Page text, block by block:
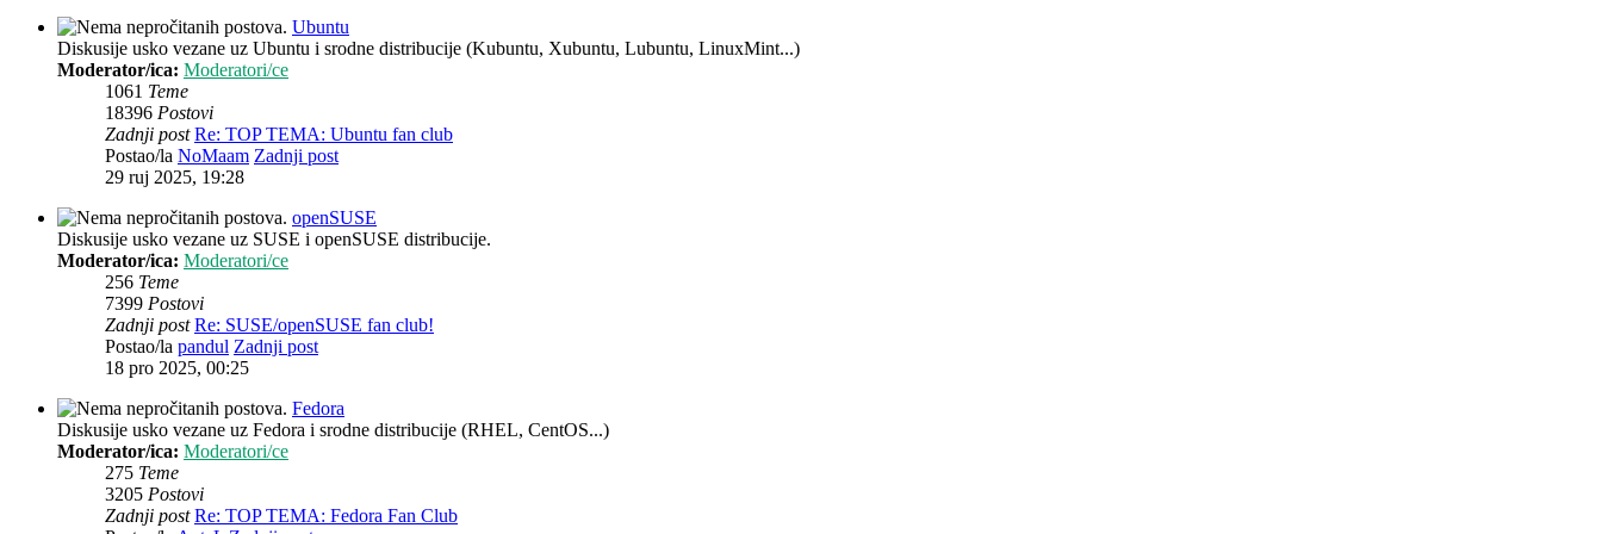
Ubuntu
Diskusije usko vezane uz Ubuntu i srodne distribucije (Kubuntu, Xubuntu, Lubuntu, LinuxMint...)
Moderator/ica: Moderatori/ce
1061 Teme
18396 Postovi
Zadnji post Re: TOP TEMA: Ubuntu fan club
Postao/la NoMaam Zadnji post
29 ruj 2025, 19:28
openSUSE
Diskusije usko vezane uz SUSE i openSUSE distribucije.
Moderator/ica: Moderatori/ce
256 Teme
7399 Postovi
Zadnji post Re: SUSE/openSUSE fan club!
Postao/la pandul Zadnji post
18 pro 2025, 00:25
Fedora
Diskusije usko vezane uz Fedora i srodne distribucije (RHEL, CentOS...)
Moderator/ica: Moderatori/ce
275 Teme
3205 Postovi
Zadnji post Re: TOP TEMA: Fedora Fan Club